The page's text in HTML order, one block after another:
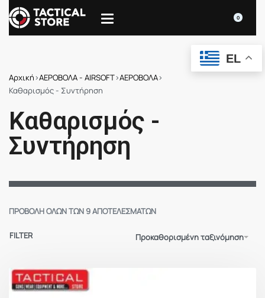
0
Αρχική›ΑΕΡΟΒΟΛΑ - AIRSOFT›ΑΕΡΟΒΟΛΑ›
Καθαρισμός - Συντήρηση
Καθαρισμός -
Συντήρηση
ΠΡΟΒΟΛΉ ΌΛΩΝ ΤΩΝ 9 ΑΠΟΤΕΛΕΣΜΆΤΩΝ
Προκαθορισμένη ταξινόμηση
FILTER
EL